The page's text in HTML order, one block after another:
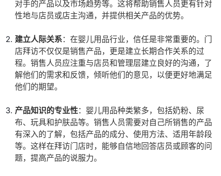
对手的产品以及市场趋势等。这将帮助销售人员更有针对
性地与店员或店主沟通，并提供相关产品的优势。
建立人际关系：在婴儿用品行业，信任是非常重要的。门
店拜访不仅仅是销售产品，更是建立长期合作关系的过
程。销售人员应注重与店员和管理层建立良好的沟通，了
解他们的需求和反馈，倾听他们的意见，以便更好地满足
他们的期望。
产品知识的专业性：婴儿用品种类繁多，包括奶粉、尿
布、玩具和护肤品等。销售人员需要对自己所销售的产品
有深入的了解，包括产品的成分、使用方法、适用年龄段
等。这样在拜访门店时，能够自信地回答店员或顾客的问
题，提高产品的说服力。